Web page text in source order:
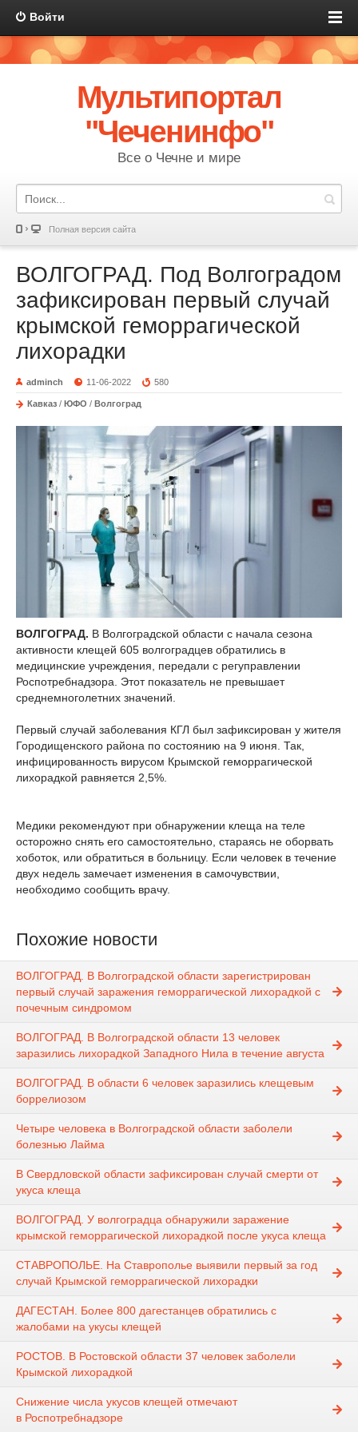
Войти
Мультипортал
"Чеченинфо"
Все о Чечне и мире
Полная версия сайта
ВОЛГОГРАД. Под Волгоградом
зафиксирован первый случай
крымской геморрагической
лихорадки
adminch 11-06-2022 580
Кавказ / ЮФО / Волгоград
ВОЛГОГРАД. В Волгоградской области с начала сезона
активности клещей 605 волгоградцев обратились в
медицинские учреждения, передали с регуправлении
Роспотребнадзора. Этот показатель не превышает
среднемноголетних значений.
Первый случай заболевания КГЛ был зафиксирован у жителя
Городищенского района по состоянию на 9 июня. Так,
инфицированность вирусом Крымской геморрагической
лихорадкой равняется 2,5%.
Медики рекомендуют при обнаружении клеща на теле
осторожно снять его самостоятельно, стараясь не оборвать
хоботок, или обратиться в больницу. Если человек в течение
двух недель замечает изменения в самочувствии,
необходимо сообщить врачу.
Похожие новости
ВОЛГОГРАД. В Волгоградской области зарегистрирован
первый случай заражения геморрагической лихорадкой с
почечным синдромом
ВОЛГОГРАД. В Волгоградской области 13 человек
заразились лихорадкой Западного Нила в течение августа
ВОЛГОГРАД. В области 6 человек заразились клещевым
боррелиозом
Четыре человека в Волгоградской области заболели
болезнью Лайма
В Свердловской области зафиксирован случай смерти от
укуса клеща
ВОЛГОГРАД. У волгоградца обнаружили заражение
крымской геморрагической лихорадкой после укуса клеща
СТАВРОПОЛЬЕ. На Ставрополье выявили первый за год
случай Крымской геморрагической лихорадки
ДАГЕСТАН. Более 800 дагестанцев обратились с
жалобами на укусы клещей
РОСТОВ. В Ростовской области 37 человек заболели
Крымской лихорадкой
Снижение числа укусов клещей отмечают
в Роспотребнадзоре